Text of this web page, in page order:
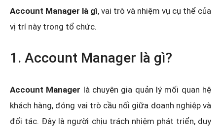
Account Manager là gì, vai trò và nhiệm vụ cụ thể của
vị trí này trong tổ chức.
1. Account Manager là gì?
Account Manager là chuyên gia quản lý mối quan hệ
khách hàng, đóng vai trò cầu nối giữa doanh nghiệp và
đối tác. Đây là người chịu trách nhiệm phát triển, duy